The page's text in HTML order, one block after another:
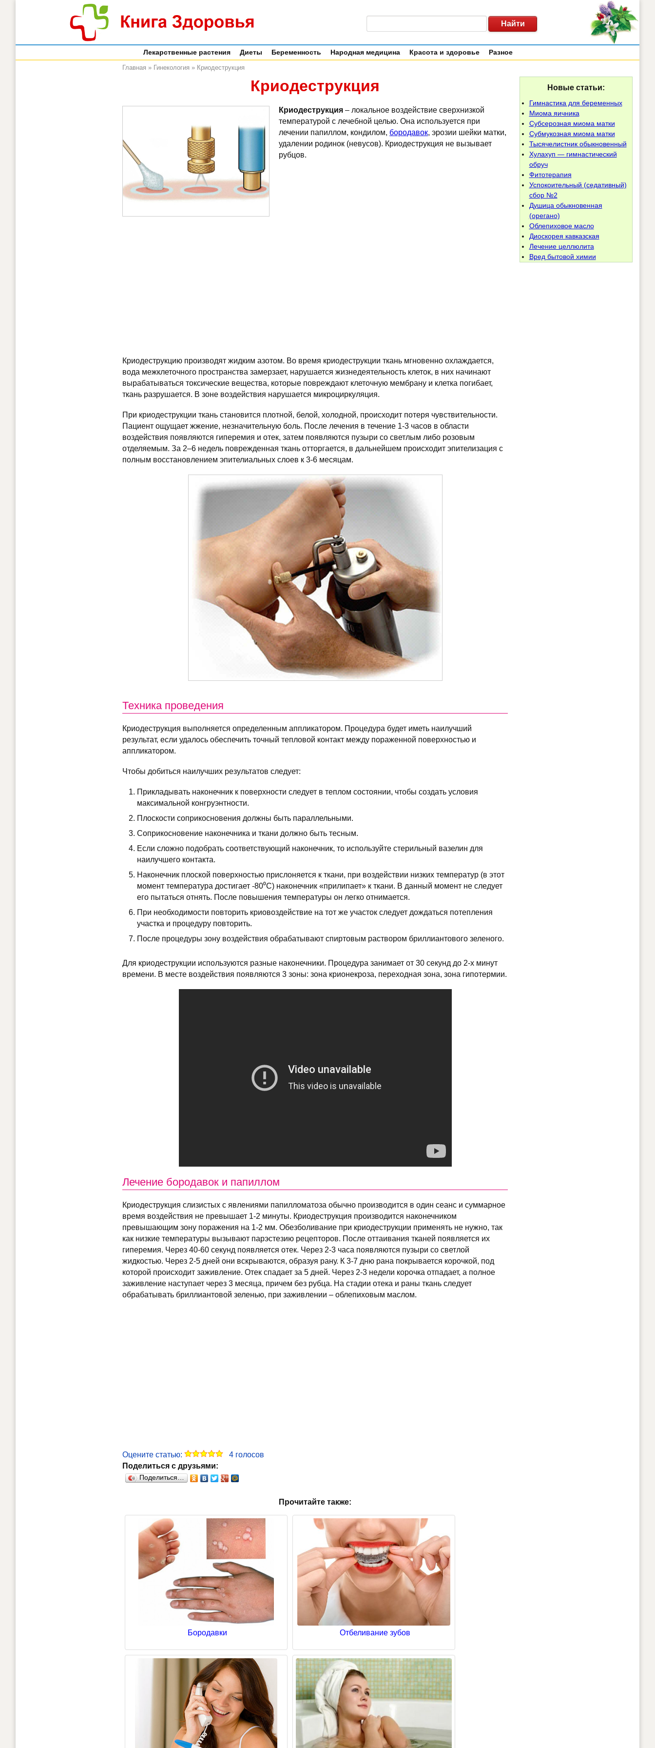
Лекарственные растения Диеты Беременность Народная медицина Красота и здоровье Разное
Главная » Гинекология » Криодеструкция
Криодеструкция
Криодеструкция – локальное воздействие сверхнизкой
температурой с лечебной целью. Она используется при
лечении папиллом, кондилом, бородавок, эрозии шейки матки,
удалении родинок (невусов). Криодеструкция не вызывает
рубцов.
Криодеструкцию производят жидким азотом. Во время криодеструкции ткань мгновенно охлаждается,
вода межклеточного пространства замерзает, нарушается жизнедеятельность клеток, в них начинают
вырабатываться токсические вещества, которые повреждают клеточную мембрану и клетка погибает,
ткань разрушается. В зоне воздействия нарушается микроциркуляция.
При криодеструкции ткань становится плотной, белой, холодной, происходит потеря чувствительности.
Пациент ощущает жжение, незначительную боль. После лечения в течение 1-3 часов в области
воздействия появляются гиперемия и отек, затем появляются пузыри со светлым либо розовым
отделяемым. За 2–6 недель поврежденная ткань отторгается, в дальнейшем происходит эпителизация с
полным восстановлением эпителиальных слоев к 3-6 месяцам.
Техника проведения
Криодеструкция выполняется определенным аппликатором. Процедура будет иметь наилучший
результат, если удалось обеспечить точный тепловой контакт между пораженной поверхностью и
аппликатором.
Чтобы добиться наилучших результатов следует:
Прикладывать наконечник к поверхности следует в теплом состоянии, чтобы создать условия
максимальной конгруэнтности.
Плоскости соприкосновения должны быть параллельными.
Соприкосновение наконечника и ткани должно быть тесным.
Если сложно подобрать соответствующий наконечник, то используйте стерильный вазелин для
наилучшего контакта.
Наконечник плоской поверхностью прислоняется к ткани, при воздействии низких температур (в этот
момент температура достигает -80⁰С) наконечник «прилипает» к ткани. В данный момент не следует
его пытаться отнять. После повышения температуры он легко отнимается.
При необходимости повторить криовоздействие на тот же участок следует дождаться потепления
участка и процедуру повторить.
После процедуры зону воздействия обрабатывают спиртовым раствором бриллиантового зеленого.
Для криодеструкции используются разные наконечники. Процедура занимает от 30 секунд до 2-х минут
времени. В месте воздействия появляются 3 зоны: зона крионекроза, переходная зона, зона гипотермии.
Лечение бородавок и папиллом
Криодеструкция слизистых с явлениями папилломатоза обычно производится в один сеанс и суммарное
время воздействия не превышает 1-2 минуты. Криодеструкция производится наконечником
превышающим зону поражения на 1-2 мм. Обезболивание при криодеструкции применять не нужно, так
как низкие температуры вызывают парэстезию рецепторов. После оттаивания тканей появляется их
гиперемия. Через 40-60 секунд появляется отек. Через 2-3 часа появляются пузыри со светлой
жидкостью. Через 2-5 дней они вскрываются, образуя рану. К 3-7 дню рана покрывается корочкой, под
которой происходит заживление. Отек спадает за 5 дней. Через 2-3 недели корочка отпадает, а полное
заживление наступает через 3 месяца, причем без рубца. На стадии отека и раны ткань следует
обрабатывать бриллиантовой зеленью, при заживлении – облепиховым маслом.
Оцените статью: 4 голосов
Поделиться с друзьями:
Поделиться…
Прочитайте также:
Бородавки Отбеливание зубов
Новые статьи:
Гимнастика для беременных
Миома яичника
Субсерозная миома матки
Субмукозная миома матки
Тысячелистник обыкновенный
Хулахуп — гимнастический
обруч
Фитотерапия
Успокоительный (седативный)
сбор №2
Душица обыкновенная
(орегано)
Облепиховое масло
Диоскорея кавказская
Лечение целлюлита
Вред бытовой химии